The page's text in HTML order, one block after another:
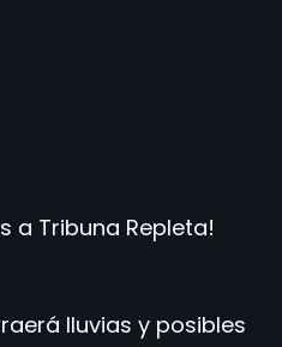
a Tribuna Repleta!
lluvias y posibles